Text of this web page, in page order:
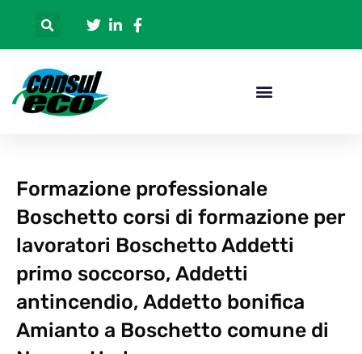
Formazione professionale
Boschetto corsi di formazione per
lavoratori Boschetto Addetti
primo soccorso, Addetti
antincendio, Addetto bonifica
Amianto a Boschetto comune di